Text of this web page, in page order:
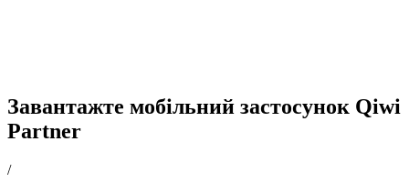
Завантажте мобільний застосунок Qiwi
Partner
/